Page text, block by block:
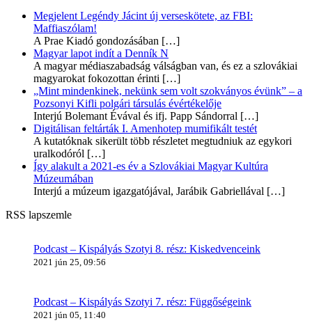
Megjelent Legéndy Jácint új verseskötete, az FBI:
Maffiaszólam!
A Prae Kiadó gondozásában […]
Magyar lapot indít a Denník N
A magyar médiaszabadság válságban van, és ez a szlovákiai
magyarokat fokozottan érinti […]
„Mint mindenkinek, nekünk sem volt szokványos évünk” – a
Pozsonyi Kifli polgári társulás évértékelője
Interjú Bolemant Évával és ifj. Papp Sándorral […]
Digitálisan feltárták I. Amenhotep mumifikált testét
A kutatóknak sikerült több részletet megtudniuk az egykori
uralkodóról […]
Így alakult a 2021-es év a Szlovákiai Magyar Kultúra
Múzeumában
Interjú a múzeum igazgatójával, Jarábik Gabriellával […]
RSS lapszemle
Podcast – Kispályás Szotyi 8. rész: Kiskedvenceink
2021 jún 25, 09:56
Podcast – Kispályás Szotyi 7. rész: Függőségeink
2021 jún 05, 11:40